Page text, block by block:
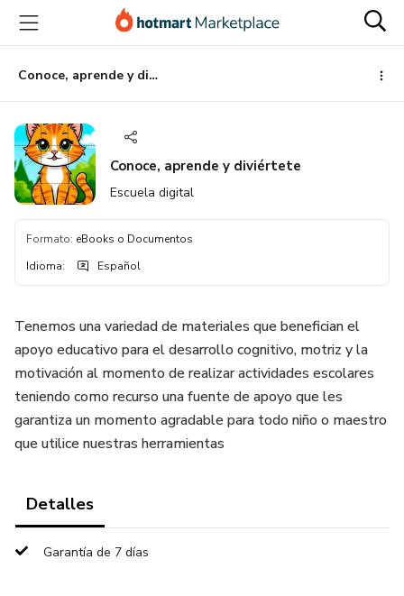
principal
página
de
página
Conoce, aprende y diviértete
Conoce, aprende y diviértete
Escuela digital
Formato: eBooks o Documentos
Idioma: Español
Tenemos una variedad de materiales que benefician el
apoyo educativo para el desarrollo cognitivo, motriz y la
motivación al momento de realizar actividades escolares
teniendo como recurso una fuente de apoyo que les
garantiza un momento agradable para todo niño o maestro
que utilice nuestras herramientas
Detalles
Garantía de 7 días